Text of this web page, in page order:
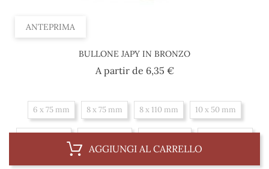
ANTEPRIMA
BULLONE JAPY IN BRONZO
A partir de 6,35 €Prezzo
6 x 75 mm 8 x 75 mm 8 x 110 mm 10 x 50 mm
12 x 100 mm 12 x 150 mm
AGGIUNGI AL CARRELLO